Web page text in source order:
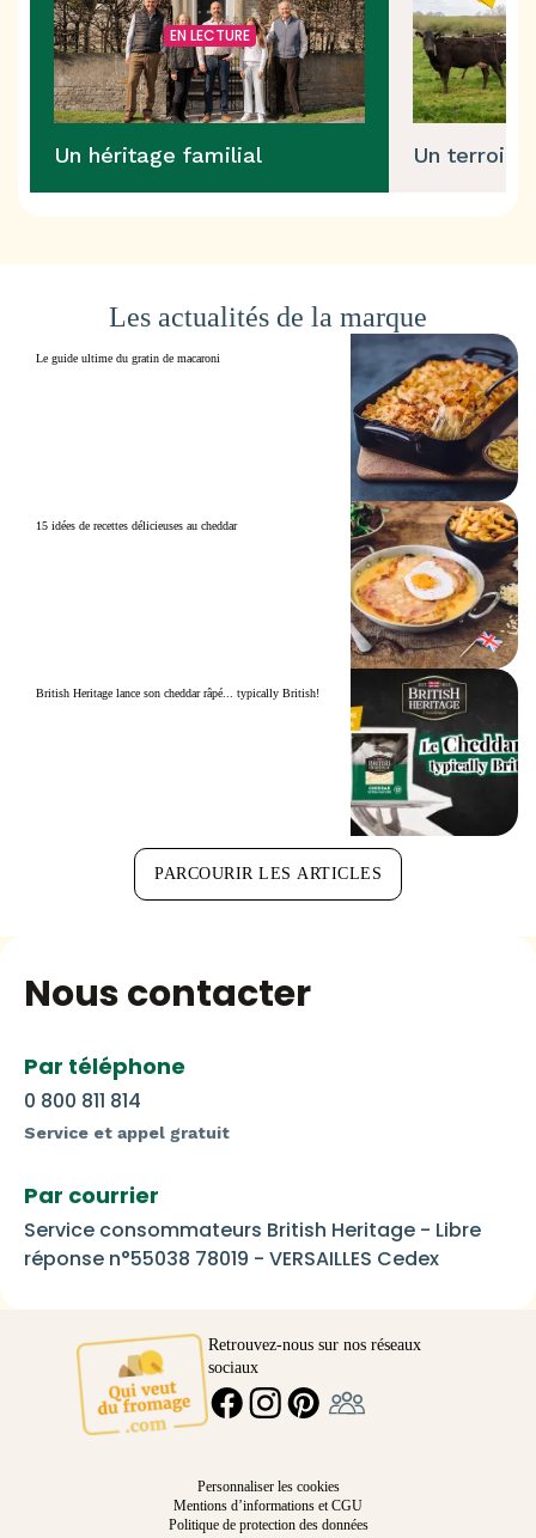
EN LECTURE
Un héritage familial Un terroir
Les actualités de la marque
Le guide ultime du gratin de macaroni
15 idées de recettes délicieuses au cheddar
British Heritage lance son cheddar râpé... typically British!
PARCOURIR LES ARTICLES
Nous contacter
Par téléphone
0 800 811 814
Service et appel gratuit
Par courrier
Service consommateurs British Heritage - Libre
réponse n°55038 78019 - VERSAILLES Cedex
Retrouvez-nous sur nos réseaux
sociaux
FACEBOOKINSTAGRAMPINTEREST
Personnaliser les cookies
Mentions d’informations et CGU
Politique de protection des données